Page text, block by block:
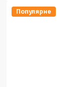
Популярне